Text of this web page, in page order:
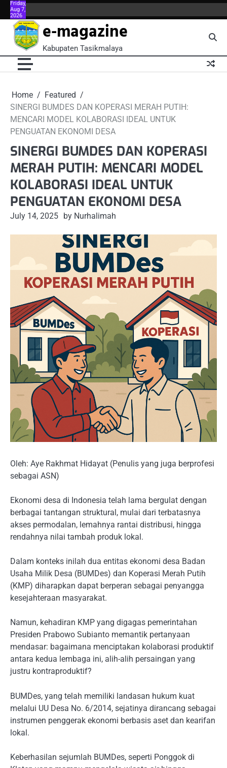
Skip
to
content
Friday,
Aug 7,
2026
Us
Us
NowUs
Us
the
the
e-magazine
Kabupaten Tasikmalaya
Home
Featured
SINERGI BUMDES DAN KOPERASI MERAH PUTIH:
MENCARI MODEL KOLABORASI IDEAL UNTUK
PENGUATAN EKONOMI DESA
SINERGI BUMDES DAN KOPERASI
MERAH PUTIH: MENCARI MODEL
KOLABORASI IDEAL UNTUK
PENGUATAN EKONOMI DESA
July 14, 2025 by Nurhalimah
Oleh: Aye Rakhmat Hidayat (Penulis yang juga berprofesi
sebagai ASN)
Ekonomi desa di Indonesia telah lama bergulat dengan
berbagai tantangan struktural, mulai dari terbatasnya
akses permodalan, lemahnya rantai distribusi, hingga
rendahnya nilai tambah produk lokal.
Dalam konteks inilah dua entitas ekonomi desa Badan
Usaha Milik Desa (BUMDes) dan Koperasi Merah Putih
(KMP) diharapkan dapat berperan sebagai penyangga
kesejahteraan masyarakat.
Namun, kehadiran KMP yang digagas pemerintahan
Presiden Prabowo Subianto memantik pertanyaan
mendasar: bagaimana menciptakan kolaborasi produktif
antara kedua lembaga ini, alih-alih persaingan yang
justru kontraproduktif?
BUMDes, yang telah memiliki landasan hukum kuat
melalui UU Desa No. 6/2014, sejatinya dirancang sebagai
instrumen penggerak ekonomi berbasis aset dan kearifan
lokal.
Keberhasilan sejumlah BUMDes, seperti Ponggok di